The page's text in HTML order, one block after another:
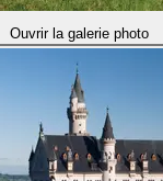
Ouvrir la galerie photo